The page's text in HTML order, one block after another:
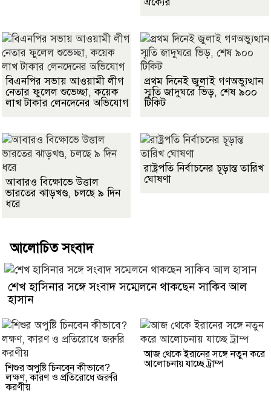
বিএনপির সভায় আওয়ামী লীগ
নেতার ফুলেল শুভেচ্ছা, কয়েক
লাখ টাকার লেনদেনের অভিযোগ
প্রথম দিনেই জুলাই গণঅভ্যুত্থান
স্মৃতি জাদুঘরে ভিড়, শেষ ৯০০
টিকিট
আবারও বিক্ষোভে উত্তাল
ভারতের ঝাড়খণ্ড, চলছে ৯ দিন
ধরে
রাষ্ট্রপতি নির্বাচনের চূড়ান্ত তারিখ
ঘোষণা
আলোচিত সংবাদ
শেখ হাসিনার সঙ্গে সংবাদ সম্মেলনে থাকছেন সাকিব আল
হাসান
শিশুর অপুষ্টি চিনবেন কীভাবে?
লক্ষণ, কারণ ও প্রতিরোধে জরুরি
করণীয়
আজ থেকে ইরানের সঙ্গে নতুন করে
আলোচনায় যাচ্ছে ট্রাম্প